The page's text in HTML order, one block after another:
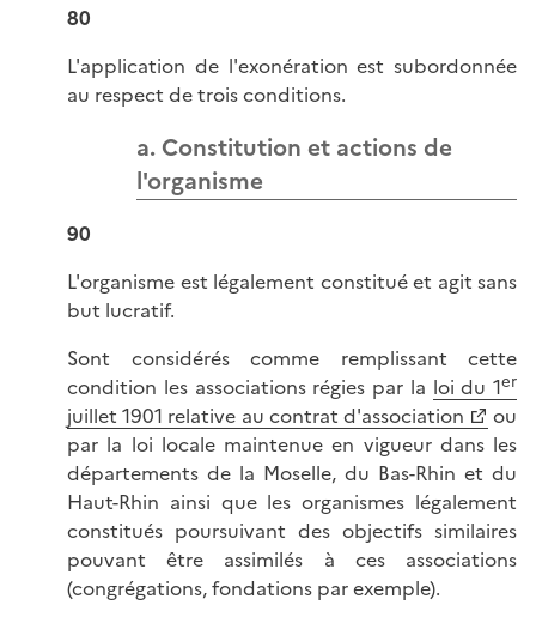
80
L'application de l'exonération est subordonnée
au respect de trois conditions.
a. Constitution et actions de
l'organisme
90
L'organisme est légalement constitué et agit sans
but lucratif.
Sont considérés comme remplissant cette
condition les associations régies par la loi du 1er
juillet 1901 relative au contrat d'association
ou
par la loi locale maintenue en vigueur dans les
départements de la Moselle, du Bas-Rhin et du
Haut-Rhin ainsi que les organismes légalement
constitués poursuivant des objectifs similaires
pouvant être assimilés à ces associations
(congrégations, fondations par exemple).